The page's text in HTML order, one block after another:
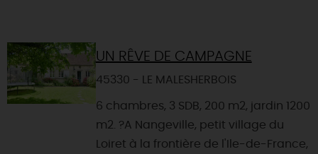
UN RÊVE DE CAMPAGNE
45330 - LE MALESHERBOIS
6 chambres, 3 SDB, 200 m2, jardin 1200
m2. ?A Nangeville, petit village du
Loiret à la frontière de l'Ile-de-France,